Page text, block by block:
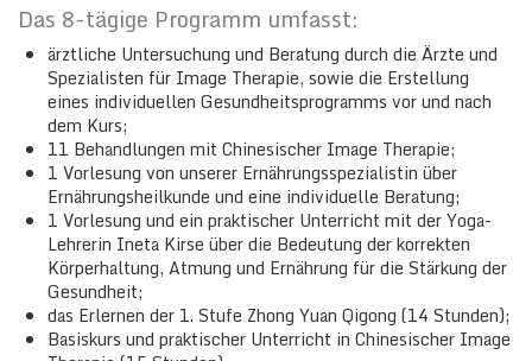
Das 8-tägige Programm umfasst:
ärztliche Untersuchung und Beratung durch die Ärzte und
Spezialisten für Image Therapie, sowie die Erstellung
eines individuellen Gesundheitsprogramms vor und nach
dem Kurs;
11 Behandlungen mit Chinesischer Image Therapie;
1 Vorlesung von unserer Ernährungsspezialistin über
Ernährungsheilkunde und eine individuelle Beratung;
1 Vorlesung und ein praktischer Unterricht mit der Yoga-
Lehrerin Ineta Kirse über die Bedeutung der korrekten
Körperhaltung, Atmung und Ernährung für die Stärkung der
Gesundheit;
das Erlernen der 1. Stufe Zhong Yuan Qigong (14 Stunden);
Basiskurs und praktischer Unterricht in Chinesischer Image